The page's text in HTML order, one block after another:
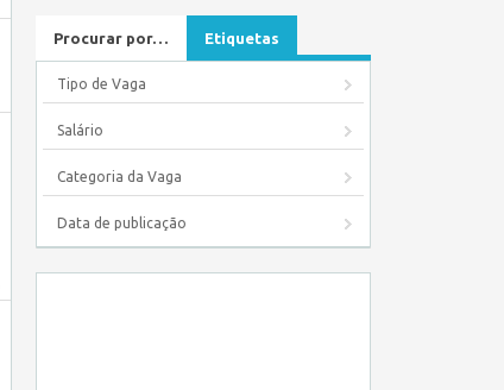
Procurar por… Etiquetas
Tipo de Vaga
Salário
Categoria da Vaga
Data de publicação